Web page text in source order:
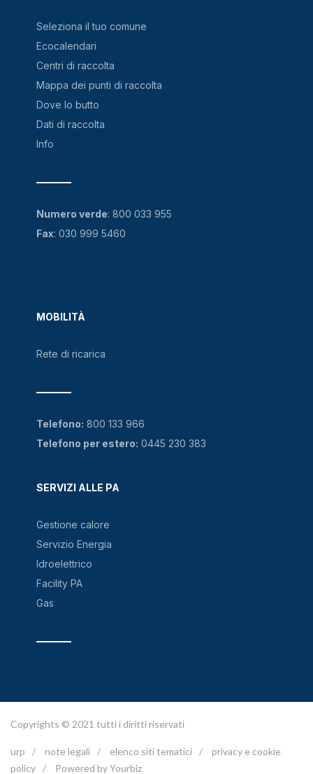
Seleziona il tuo comune
Ecocalendari
Centri di raccolta
Mappa dei punti di raccolta
Dove lo butto
Dati di raccolta
Info
MOBILITÀ
Rete di ricarica
SERVIZI ALLE PA
Gestione calore
Servizio Energia
Idroelettrico
Facility PA
Gas
Numero verde: 800 033 955
Fax: 030 999 5460
Telefono: 800 133 966
Telefono per estero: 0445 230 383
Copyrights © 2021 tutti i diritti riservati
urp / note legali / elenco siti tematici /
privacy e cookie
policy / Powered by Yourbiz